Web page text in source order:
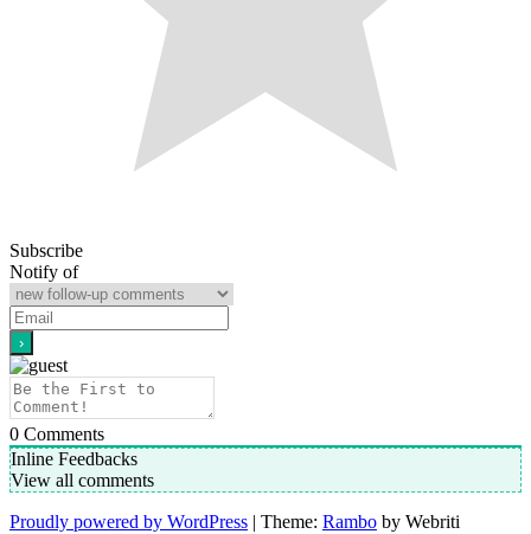
Subscribe
Notify of
0 Comments
Inline Feedbacks
View all comments
Proudly powered by WordPress | Theme: Rambo by Webriti